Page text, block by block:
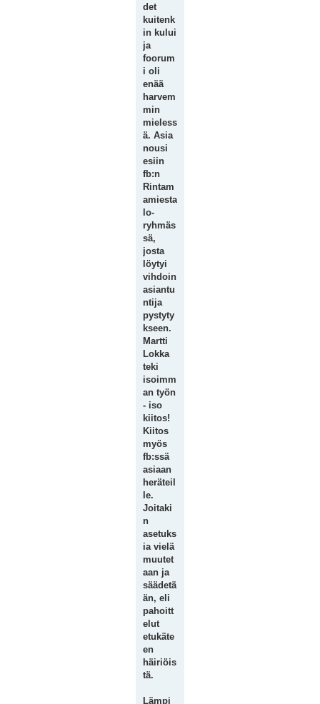
det
kuitenk
in kului
ja
foorum
i oli
enää
harvem
min
mieless
ä. Asia
nousi
esiin
fb:n
Rintam
amiesta
lo-
ryhmäs
sä,
josta
löytyi
vihdoin
asiantu
ntija
pystyty
kseen.
Martti
Lokka
teki
isoimm
an työn
- iso
kiitos!
Kiitos
myös
fb:ssä
asiaan
heräteil
le.
Joitaki
n
asetuks
ia vielä
muutet
aan ja
säädetä
än, eli
pahoitt
elut
etukäte
en
häiriöis
tä.
Lämpi